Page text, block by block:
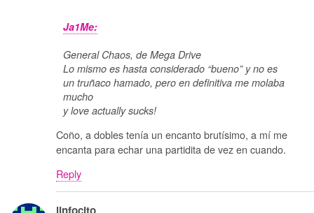
Ja1Me:
General Chaos, de Mega Drive
Lo mismo es hasta considerado “bueno” y no es
un truñaco hamado, pero en definitiva me molaba
mucho
y love actually sucks!
Coño, a dobles tenía un encanto brutísimo, a mí me
encanta para echar una partidita de vez en cuando.
Reply